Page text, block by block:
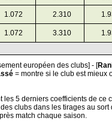
1.072 2.310
1.072 3.310
européen des clubs] - [
= montre si le club est mieux
les 5 derniers coefficients de ce
clubs dans les tirages au
match chaque saison.